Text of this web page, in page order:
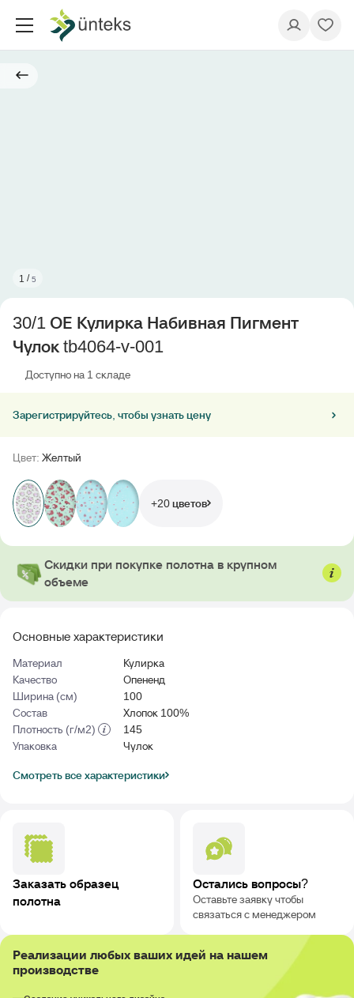
1 /5
Основные характеристики
Материал
Кулирка
Качество
Опененд
Ширина (см)
100
Состав
Хлопок 100%
Плотность (г/м2)
145
Упаковка
Чулок
Смотреть все характеристики
30/1 ОЕ Кулирка Набивная Пигмент
Чулок tb4064-v-001
Доступно на 1 складе
Зарегистрируйтесь, чтобы узнать цену
Цвет: Желтый
+20 цветов
Скидки при покупке полотна в крупном
объеме
Заказать образец
полотна
Остались вопросы?
Оставьте заявку чтобы
связаться с менеджером
Реализации любых ваших идей на нашем
производстве